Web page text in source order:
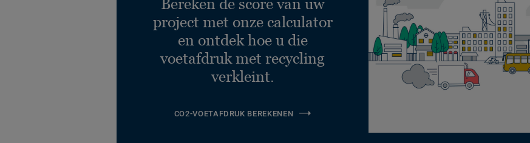
Bereken de score van uw
project met onze calculator
en ontdek hoe u die
voetafdruk met recycling
verkleint.
CO2-VOETAFDRUK BEREKENEN